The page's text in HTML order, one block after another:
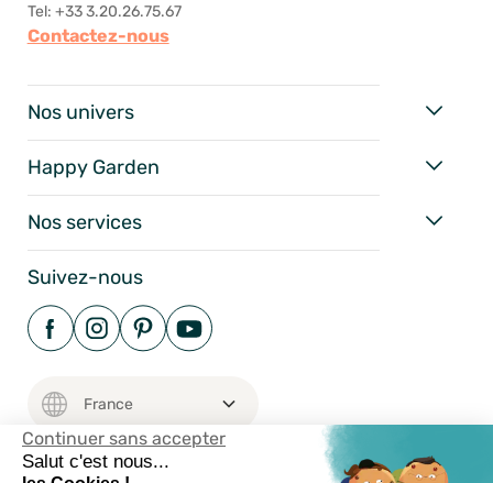
Continuer sans accepter
Salut c'est nous...
Tel: +33 3.20.26.75.67
Contactez-nous
Nos univers
Happy Garden
Nos services
Suivez-nous